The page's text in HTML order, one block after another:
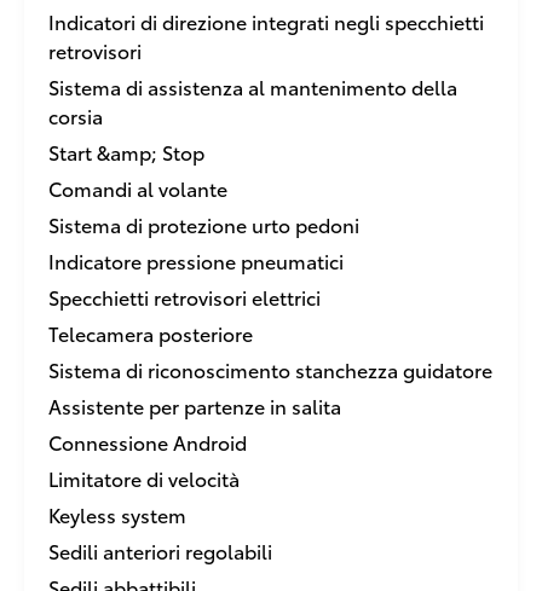
Indicatori di direzione integrati negli specchietti
retrovisori
Sistema di assistenza al mantenimento della
corsia
Start &amp; Stop
Comandi al volante
Sistema di protezione urto pedoni
Indicatore pressione pneumatici
Specchietti retrovisori elettrici
Telecamera posteriore
Sistema di riconoscimento stanchezza guidatore
Assistente per partenze in salita
Connessione Android
Limitatore di velocità
Keyless system
Sedili anteriori regolabili